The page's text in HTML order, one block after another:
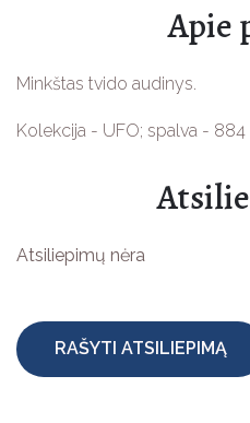
Jūsų šventėms
Apie
Minkštas tvido audinys.
Kolekcija - UFO; spalva - 884
Atsiliepimų nėra
RAŠYTI ATSILIEPIMĄ